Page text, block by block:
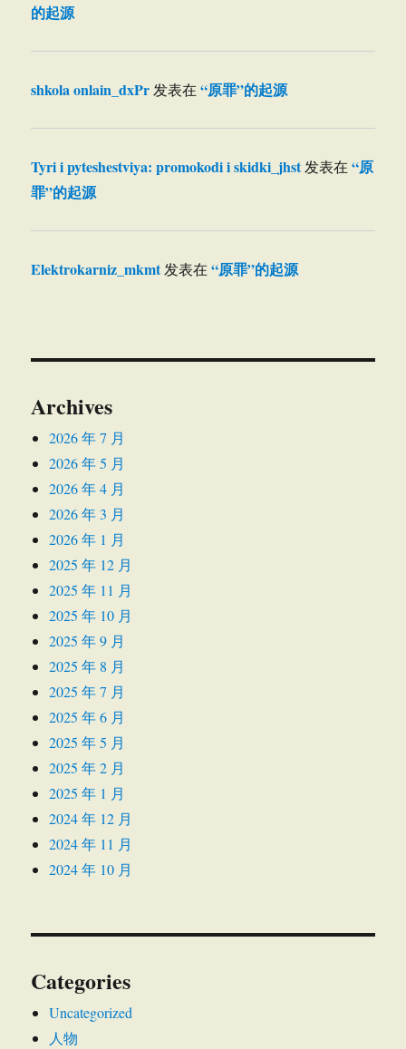
的起源
shkola onlain_dxPr 发表在“原罪”的起源
Tyri i pyteshestviya: promokodi i skidki_jhst发表在“原
罪”的起源
Elektrokarniz_mkmt发表在“原罪”的起源
Archives
2026 年 7 月
2026 年 5 月
2026 年 4 月
2026 年 3 月
2026 年 1 月
2025 年 12 月
2025 年 11 月
2025 年 10 月
2025 年 9 月
2025 年 8 月
2025 年 7 月
2025 年 6 月
2025 年 5 月
2025 年 2 月
2025 年 1 月
2024 年 12 月
2024 年 11 月
2024 年 10 月
Categories
Uncategorized
人物